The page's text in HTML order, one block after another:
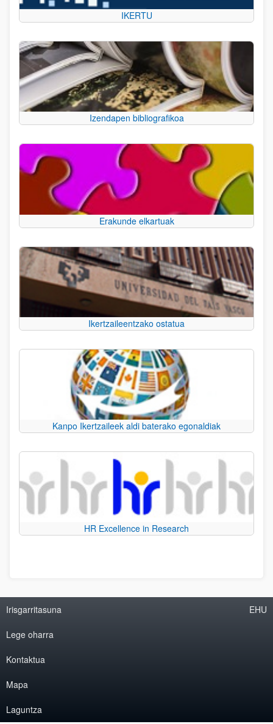
IKERTU
Izendapen bibliografikoa
Erakunde elkartuak
Ikertzaileentzako ostatua
Kanpo Ikertzaileek aldi baterako egonaldiak
HR Excellence in Research
Irisgarritasuna
Lege oharra
Kontaktua
Mapa
Laguntza
EHU